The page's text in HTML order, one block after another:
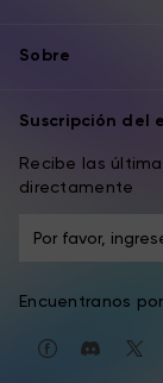
Sobre
Suscripción del
Recibe las
directamente
Encuentranos por